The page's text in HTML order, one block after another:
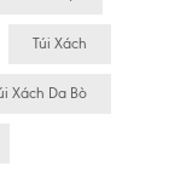
Túi Xách
Xách Da Bò